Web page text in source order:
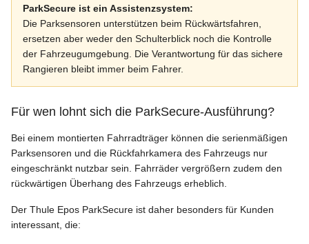
ParkSecure ist ein Assistenzsystem:
Die Parksensoren unterstützen beim Rückwärtsfahren,
ersetzen aber weder den Schulterblick noch die Kontrolle
der Fahrzeugumgebung. Die Verantwortung für das sichere
Rangieren bleibt immer beim Fahrer.
Für wen lohnt sich die ParkSecure-Ausführung?
Bei einem montierten Fahrradträger können die serienmäßigen
Parksensoren und die Rückfahrkamera des Fahrzeugs nur
eingeschränkt nutzbar sein. Fahrräder vergrößern zudem den
rückwärtigen Überhang des Fahrzeugs erheblich.
Der Thule Epos ParkSecure ist daher besonders für Kunden
interessant, die: